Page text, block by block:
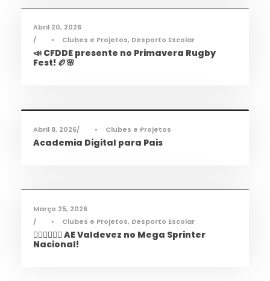
Abril 20, 2026
•
Clubes e Projetos, Desporto Escolar
📣 CFDDE presente no Primavera Rugby
Fest! 🏉🌸
Abril 8, 2026 • Clubes e Projetos
Academia Digital para Pais
Março 25, 2026
•
Clubes e Projetos, Desporto Escolar
🏃‍♀️🏃‍♂️🏃‍♀️ AE Valdevez no Mega Sprinter
Nacional!